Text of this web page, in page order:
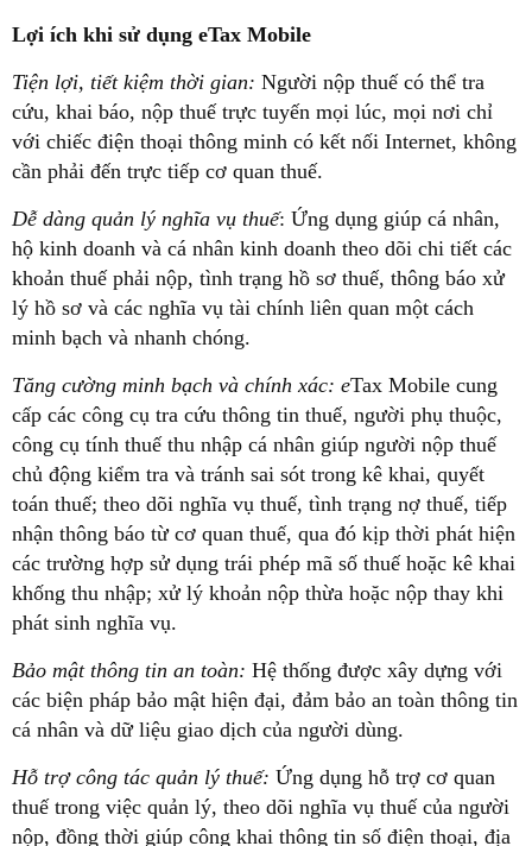
Lợi ích khi sử dụng eTax Mobile
Tiện lợi, tiết kiệm thời gian: Người nộp thuế có thể tra
cứu, khai báo, nộp thuế trực tuyến mọi lúc, mọi nơi chỉ
với chiếc điện thoại thông minh có kết nối Internet, không
cần phải đến trực tiếp cơ quan thuế.
Dễ dàng quản lý nghĩa vụ thuế: Ứng dụng giúp cá nhân,
hộ kinh doanh và cá nhân kinh doanh theo dõi chi tiết các
khoản thuế phải nộp, tình trạng hồ sơ thuế, thông báo xử
lý hồ sơ và các nghĩa vụ tài chính liên quan một cách
minh bạch và nhanh chóng.
Tăng cường minh bạch và chính xác: eTax Mobile cung
cấp các công cụ tra cứu thông tin thuế, người phụ thuộc,
công cụ tính thuế thu nhập cá nhân giúp người nộp thuế
chủ động kiểm tra và tránh sai sót trong kê khai, quyết
toán thuế; theo dõi nghĩa vụ thuế, tình trạng nợ thuế, tiếp
nhận thông báo từ cơ quan thuế, qua đó kịp thời phát hiện
các trường hợp sử dụng trái phép mã số thuế hoặc kê khai
khống thu nhập; xử lý khoản nộp thừa hoặc nộp thay khi
phát sinh nghĩa vụ.
Bảo mật thông tin an toàn: Hệ thống được xây dựng với
các biện pháp bảo mật hiện đại, đảm bảo an toàn thông tin
cá nhân và dữ liệu giao dịch của người dùng.
Hỗ trợ công tác quản lý thuế: Ứng dụng hỗ trợ cơ quan
thuế trong việc quản lý, theo dõi nghĩa vụ thuế của người
nộp, đồng thời giúp công khai thông tin số điện thoại, địa